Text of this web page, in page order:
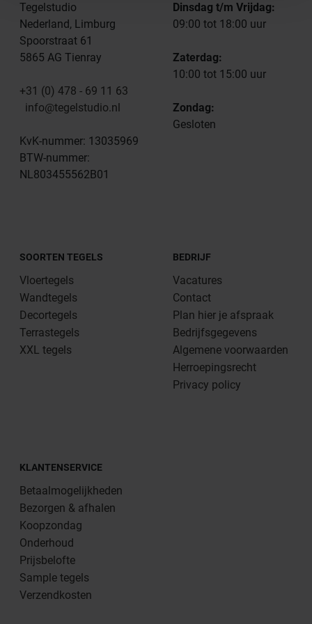
Tegelstudio
Nederland, Limburg
Spoorstraat 61
5865 AG Tienray
+31 (0) 478 - 69 11 63
info@tegelstudio.nl
KvK-nummer: 13035969
BTW-nummer:
NL803455562B01
Dinsdag t/m Vrijdag:
09:00 tot 18:00 uur
Zaterdag:
10:00 tot 15:00 uur
Zondag:
Gesloten
SOORTEN TEGELS
Vloertegels
Wandtegels
Decortegels
Terrastegels
XXL tegels
BEDRIJF
Vacatures
Contact
Plan hier je afspraak
Bedrijfsgegevens
Algemene voorwaarden
Herroepingsrecht
Privacy policy
KLANTENSERVICE
Betaalmogelijkheden
Bezorgen & afhalen
Koopzondag
Onderhoud
Prijsbelofte
Sample tegels
Verzendkosten